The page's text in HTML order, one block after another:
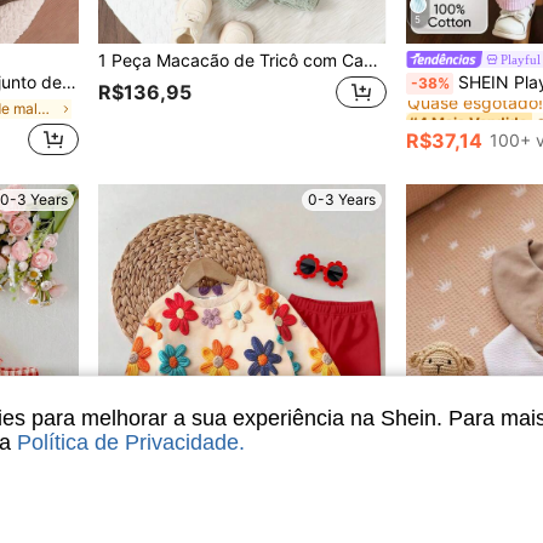
de Manga Curta, Adequado para o Verão
em Tecido de malha Blusas para bebês meninas
1 Peça Macacão de Tricô com Capuz de Cor Sólida para Recém-Nascidos, Macacão Macio & Confortável para Roupas de Inverno para Meninos
R$136,95
5
Playful
-38% SHEIN Playful Pals 2 Peças Conjunto de Top Regata Listrada e
#4 Mais Vendido
Quase esgotado!
#4 Mais Vendido
Quase esgotado!
#4 Mais Vendido
Quase esgotado!
#4 Mais Vendido
R$37,14 100+
0-3 Years 0-3 Years
para melhorar a sua experiência na Shein. Para
Política de Privacidade.